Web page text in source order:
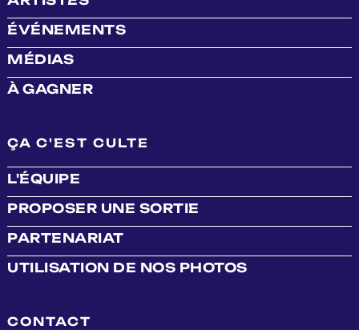
ÉVÉNEMENTS
MÉDIAS
À GAGNER
ÇA C'EST CULTE
L'ÉQUIPE
PROPOSER UNE SORTIE
PARTENARIAT
UTILISATION DE NOS PHOTOS
CONTACT